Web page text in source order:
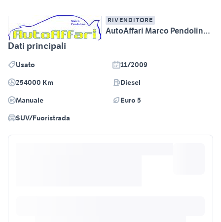
RIVENDITORE
AutoAffari Marco Pendolino SS115 km233 Licata (AG)
Dati principali
Usato
11/2009
254000 Km
Diesel
Manuale
Euro 5
SUV/Fuoristrada